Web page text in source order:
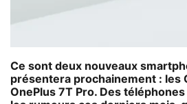
Ce sont deux nouveaux
présentera prochainement : les
OnePlus 7T Pro. Des